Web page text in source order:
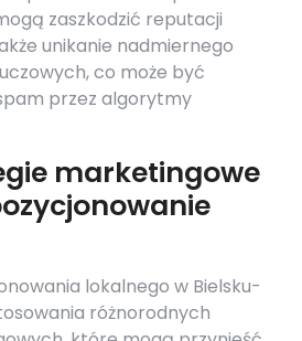
zaszkodzić reputacji
unikanie nadmiernego
co może być
przez algorytmy
marketingowe
lokalnego w Bielsku-
różnorodnych